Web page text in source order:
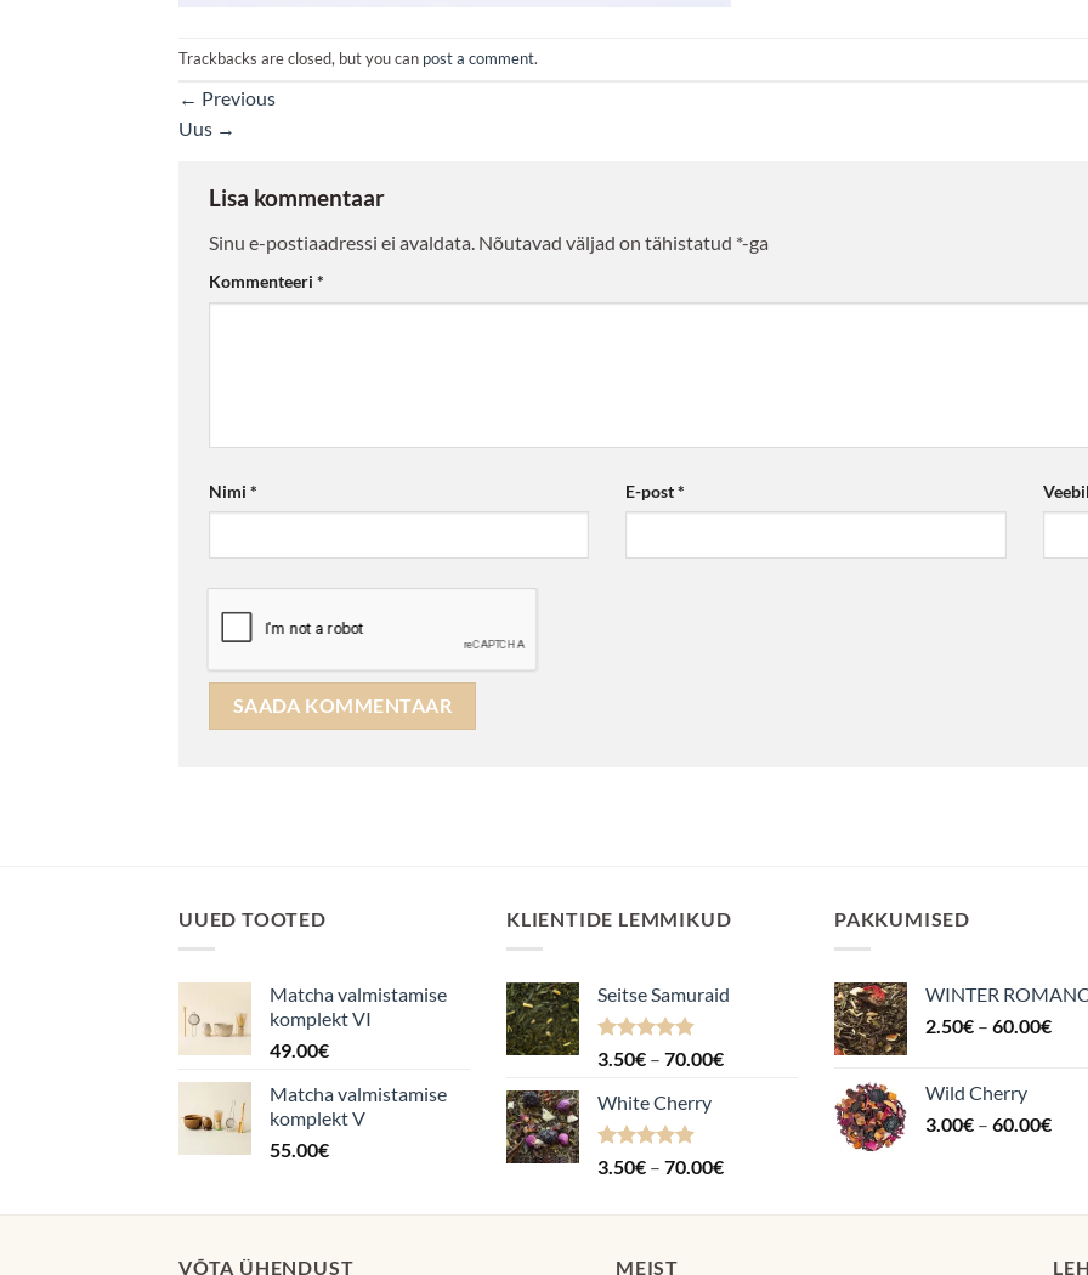
Trackbacks are closed, but you can post a comment.
← Previous
Uus →
Lisa kommentaar
Sinu e-postiaadressi ei avaldata. Nõutavad väljad on tähistatud *-ga
Kommenteeri *
Nimi * E-post*
UUED TOOTED
Matcha valmistamise
komplekt VI
49.00€
Matcha valmistamise
komplekt V
55.00€
KLIENTIDE LEMMIKUD
Seitse Samuraid
Hinnanguga
3.50€ – 70.00€Hinnavahemik:
White Cherry
Hinnanguga
3.50€ – 70.00€Hinnavahemik:
kuni
PAKKUMISED
WINTER
2.50€ – 60.00€
Wild Cherry
3.00€ – 60.00€
VÕTA ÜHENDUST MEIST